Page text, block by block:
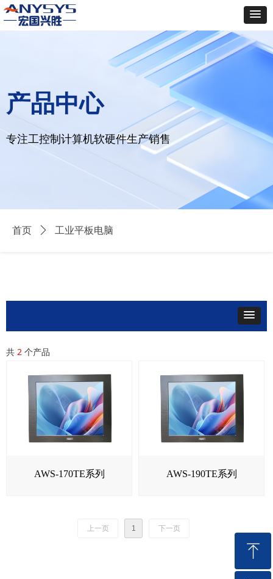
共 2 个产品
AWS-170TE系列 AWS-190TE系列
上一页 1 下一页
首页 ꄲ 工业平板电脑
产品中心
专注工控制计算机软硬件生产销售
ꁸ